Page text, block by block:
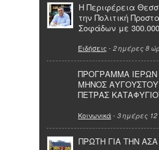
Η Περιφέρεια
την Πολιτική
Σοφάδων με
Ειδήσεις - 2 ημέρες 8
ΠΡΟΓΡΑΜΜΑ
ΜΗΝΟΣ
ΠΕΤΡΑΣ
Κοινωνικά- 3 ημέρες
ΠΡΩΤΗ ΓΙΑ ΤΗΝ ΑΣΑ